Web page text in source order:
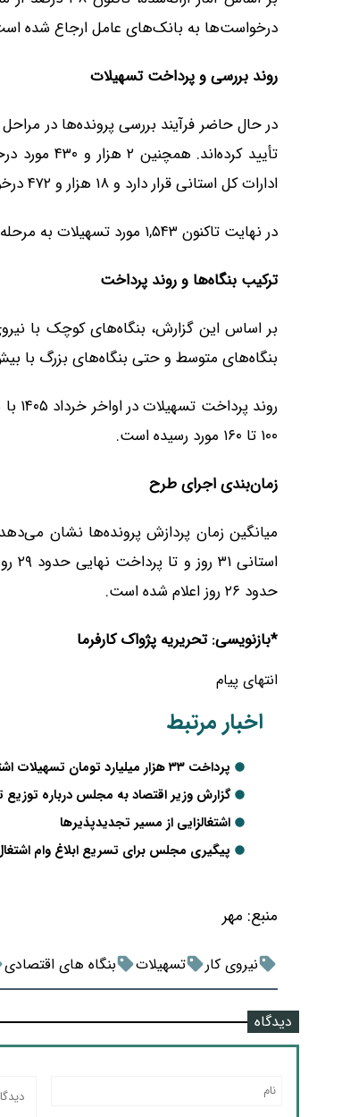
درخواست‌ها به بانک‌های عامل ارجاع شده
روند بررسی و پرداخت تسهیلات
ادارات کل استانی قرار دارد و ۱۸ هزار و ۴۷۲ درخواست نیز به مرحله بررسی مؤسسات عامل رسیده است.
در نهایت تاکنون ۱,۵۴۳ مورد تسهیلات به مرحله پرداخت رسیده است.
ترکیب بنگاه‌ها و روند پرداخت
بنگاه‌های متوسط و حتی بنگاه‌های بزرگ با بیش از ۲ هزار نیروی انسانی نیز در این طرح
۱۰۰ تا ۱۶۰ مورد رسیده است.
زمان‌بندی اجرای طرح
حدود ۲۶ روز اعلام شده است.
*بازنویسی: تحریریه پژواک کارفرما
انتهای پیام
اخبار مرتبط
پرداخت ۳۳ هزار میلیارد تومان تسهیلات اشتغال در سال ۱۴۰۴؛ مهلت وام‌های سال گذشته تمدید شد
گزارش وزیر اقتصاد به مجلس درباره توزیع تسهیلات
اشتغالزایی از مسیر تجدیدپذیرها
پیگیری مجلس برای تسریع ابلاغ وام
منبع: مهر
نیروی کار تسهیلات بنگاه های اقتصادی
دیدگاه